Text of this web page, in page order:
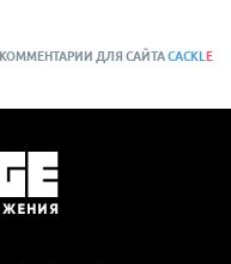
КОММЕНТАРИИ ДЛЯ САЙТАCACKLE